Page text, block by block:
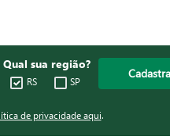
Qual sua região?
RS SP
de privacidade aqui.